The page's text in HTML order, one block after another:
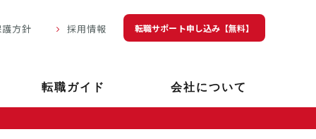
方針 採用情報 転職サポート申し込み【無料】
転職ガイド 会社について